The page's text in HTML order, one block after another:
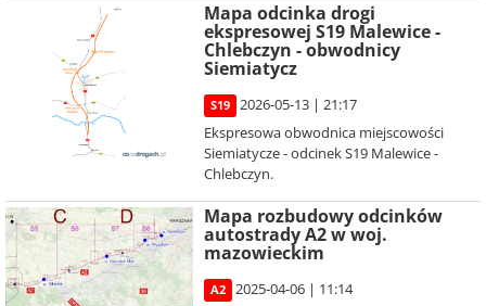
Mapa odcinka drogi
ekspresowej S19 Malewice -
Chlebczyn - obwodnicy
Siemiatycz
S19
2026-05-13 | 21:17
Ekspresowa obwodnica miejscowości
Siemiatycze - odcinek S19 Malewice -
Chlebczyn.
Mapa rozbudowy odcinków
autostrady A2 w woj.
mazowieckim
A2
2025-04-06 | 11:14